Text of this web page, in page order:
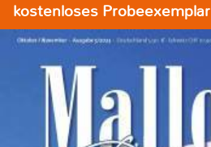
kostenloses Probeexemplar